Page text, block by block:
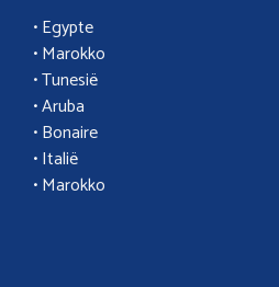
• Egypte
•Marokko
• Tunesië
•Aruba
• Bonaire
•Italië
•Marokko